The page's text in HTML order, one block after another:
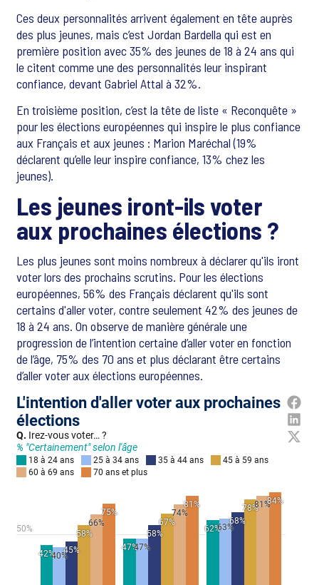
Ces deux personnalités arrivent également en tête auprès
des plus jeunes, mais c’est Jordan Bardella qui est en
première position avec 35% des jeunes de 18 à 24 ans qui
le citent comme une des personnalités leur inspirant
confiance, devant Gabriel Attal à 32%.
En troisième position, c’est la tête de liste « Reconquête »
pour les élections européennes qui inspire le plus confiance
aux Français et aux jeunes : Marion Maréchal (19%
déclarent qu’elle leur inspire confiance, 13% chez les
jeunes).
Les jeunes iront-ils voter
aux prochaines élections ?
Les plus jeunes sont moins nombreux à déclarer qu'ils iront
voter lors des prochains scrutins. Pour les élections
européennes, 56% des Français déclarent qu'ils sont
certains d'aller voter, contre seulement 42% des jeunes de
18 à 24 ans. On observe de manière générale une
progression de l’intention certaine d’aller voter en fonction
de l’âge, 75% des 70 ans et plus déclarant être certains
d’aller voter aux élections européennes.